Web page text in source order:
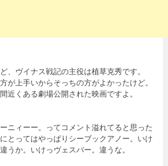
、ヴイナス戦記の主役は植草克秀です。
が上手いからそっちの方がよかったけど。
近くある劇場公開された映画ですよ。
ニィーー。ってコメント溢れてると思った
とってはやっぱりシーブックアノー。いけ
うか。いけっヴェスバー。違うな。